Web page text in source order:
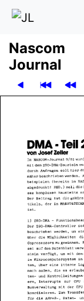
Nascom
Journal